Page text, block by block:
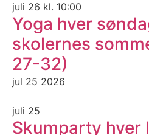
juli 26 kl. 10:00
Yoga hver
skolernes
27-32)
jul 25 2026
juli 25
Skumparty hver